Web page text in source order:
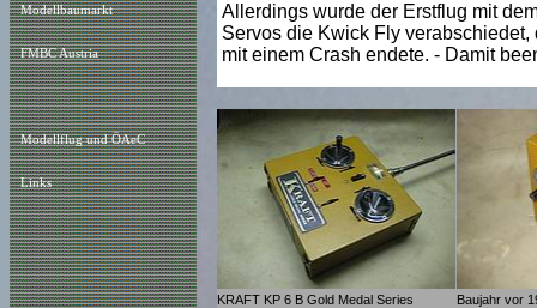
Modellbaumarkt
FMBC Austria
Modellflug und ÖAeC
Links
Allerdings wurde der Erstflug mit
Servos die Kwick Fly
mit einem Crash endete. - Damit
KRAFT KP 6 B Gold Medal Series Baujahr vor